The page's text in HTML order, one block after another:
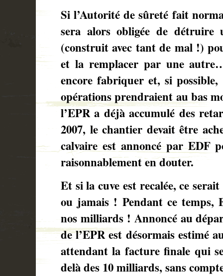
Si l’Autorité de sûreté fait
sera alors obligée de
(construit avec tant de mal !)
et la remplacer par une
encore fabriquer et, si
opérations prendraient au bas
l’EPR a déjà accumulé des
2007, le chantier devait être
calvaire est annoncé par EDF
raisonnablement en douter.
Et si la cuve est recalée, ce
ou jamais ! Pendant ce temps,
nos milliards ! Annoncé au
de l’EPR est désormais estimé
attendant la facture finale qui
delà des 10 milliards, sans